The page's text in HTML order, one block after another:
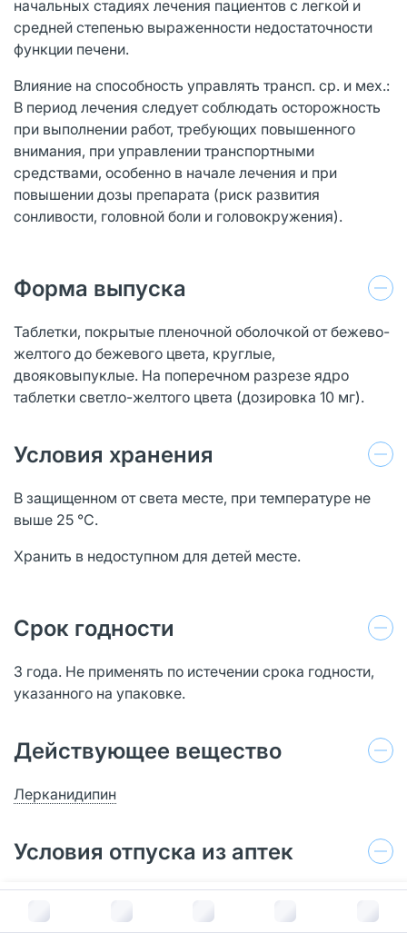
В корзину за
начальных стадиях лечения пациентов с легкой и
средней степенью выраженности недостаточности
функции печени.
Влияние на способность управлять трансп. ср. и мех.:
В период лечения следует соблюдать осторожность
при выполнении работ, требующих повышенного
внимания, при управлении транспортными
средствами, особенно в начале лечения и при
повышении дозы препарата (риск развития
сонливости, головной боли и головокружения).
Форма выпуска
Таблетки, покрытые пленочной оболочкой от бежево-
желтого до бежевого цвета, круглые,
двояковыпуклые. На поперечном разрезе ядро
таблетки светло-желтого цвета (дозировка 10 мг).
Условия хранения
В защищенном от света месте, при температуре не
выше 25 °С.
Хранить в недоступном для детей месте.
Срок годности
3 года. Не применять по истечении срока годности,
указанного на упаковке.
Действующее вещество
Лерканидипин
Условия отпуска из аптек
По рецепту